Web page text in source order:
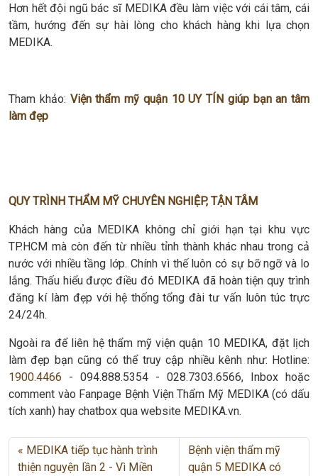
Hơn hết đội ngũ bác sĩ MEDIKA đều làm việc với cái tâm, cái
tầm, hướng đến sự hài lòng cho khách hàng khi lựa chọn
MEDIKA.
Tham khảo: Viện thẩm mỹ quận 10 UY TÍN giúp bạn an tâm
làm đẹp
QUY TRÌNH THẨM MỸ CHUYÊN NGHIỆP, TẬN TÂM
Khách hàng của MEDIKA không chỉ giới hạn tại khu vực
TP.HCM mà còn đến từ nhiều tỉnh thành khác nhau trong cả
nước với nhiều tầng lớp. Chính vì thế luôn có sự bỡ ngỡ và lo
lắng. Thấu hiểu được điều đó MEDIKA đã hoàn tiện quy trình
đăng kí làm đẹp với hệ thống tổng đài tư vấn luôn túc trực
24/24h.
Ngoài ra để liên hệ thẩm mỹ viện quận 10 MEDIKA, đặt lịch
làm đẹp bạn cũng có thể truy cập nhiều kênh như: Hotline:
1900.4466 - 094.888.5354 - 028.7303.6566, Inbox hoặc
comment vào Fanpage Bệnh Viện Thẩm Mỹ MEDIKA (có dấu
tích xanh) hay chatbox qua website MEDIKA.vn.
MEDIKA tiếp tục hành trình
thiện nguyện lần 2 - Vì Miền
Bệnh viện thẩm mỹ
quận 5 MEDIKA có